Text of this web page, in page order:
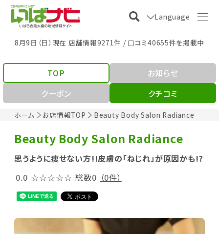
Language
8月9日（日）現在 店舗情報9271件 / 口コミ40655件を掲載中
ホーム お店情報TOP Beauty Body Salon Radiance
TOP
お知らせ
クーポン
クチコミ
Beauty Body Salon Radiance
思うように痩せない方!!皮膚の「ねじれ」が原因かも!?
0.0 ☆☆☆☆☆ 総数0 （0件）